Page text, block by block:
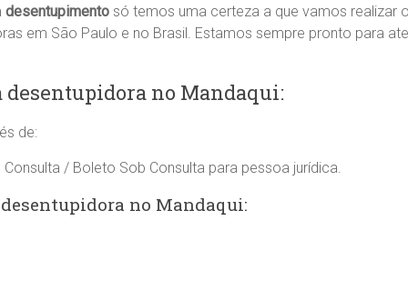
desentupimento só temos uma certeza a que vamos realizar
em São Paulo e no Brasil. Estamos sempre pronto para
desentupidora no Mandaqui:
de:
/ Boleto Sob Consulta para pessoa jurídica.
no Mandaqui: